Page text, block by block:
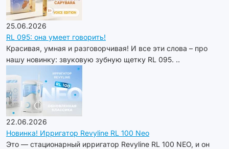
25.06.2026
RL 095: она умеет говорить!
Красивая, умная и разговорчивая! И все эти слова – про
нашу новинку: звуковую зубную щетку RL 095. ..
22.06.2026
Новинка! Ирригатор Revyline RL 100 Neo
Это — стационарный ирригатор Revyline RL 100 NEO, и он